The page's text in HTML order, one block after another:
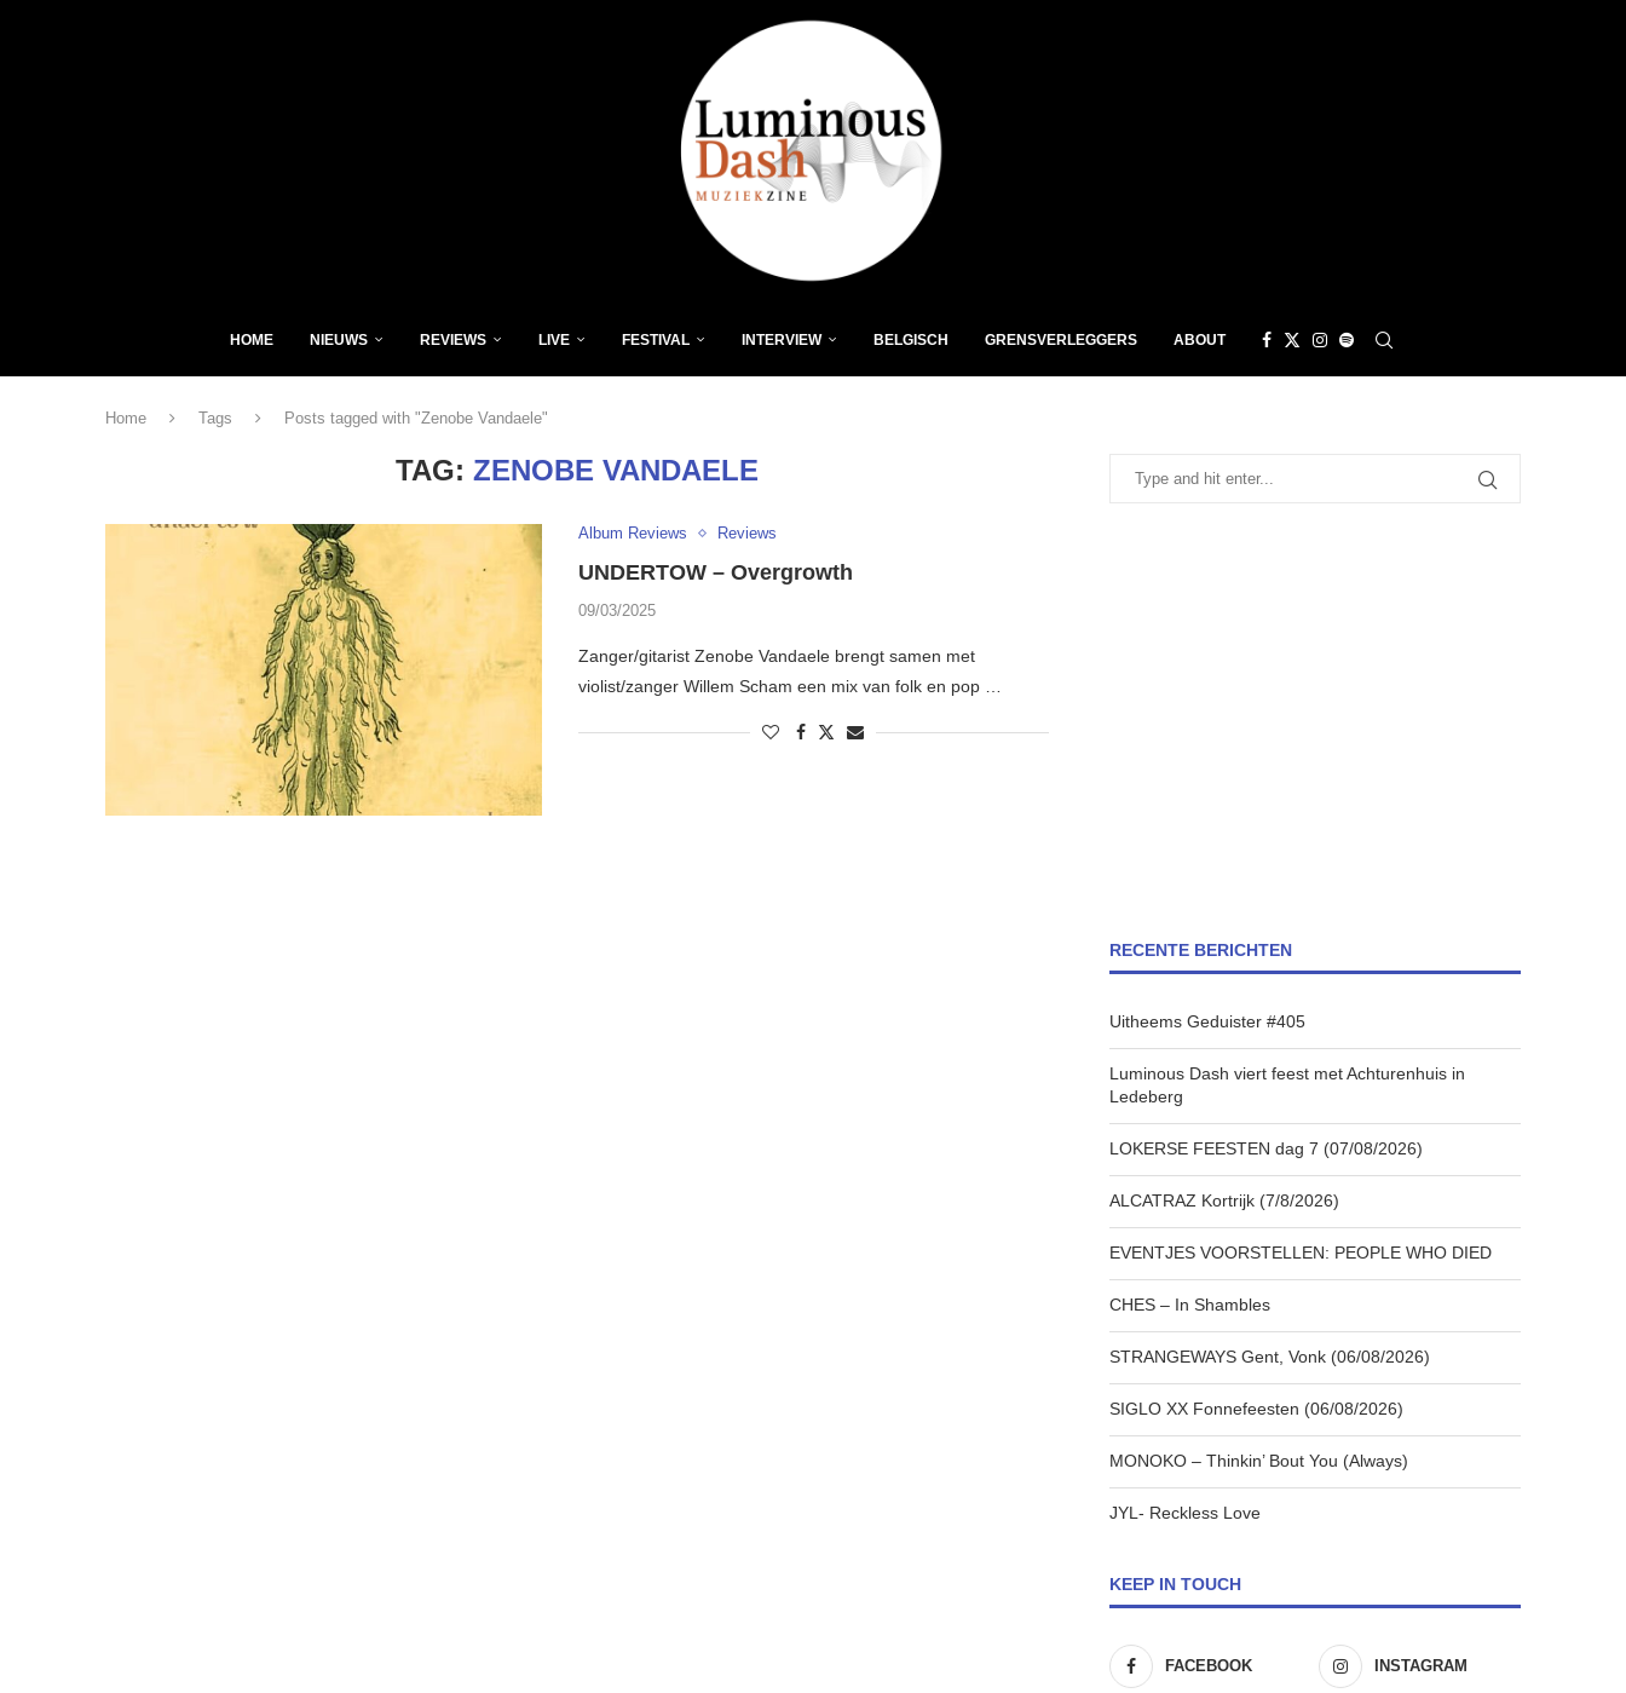
HOME NIEUWS REVIEWS LIVE FESTIVAL INTERVIEW BELGISCH GRENSVERLEGGERS ABOUT
Home Tags Posts tagged with "Zenobe Vandaele"
TAG: ZENOBE VANDAELE
Album Reviews Reviews
UNDERTOW – Overgrowth
09/03/2025
Zanger/gitarist Zenobe Vandaele brengt samen met
violist/zanger Willem Scham een mix van folk en pop …
RECENTE BERICHTEN
Uitheems Geduister #405
Luminous Dash viert feest met Achturenhuis in
Ledeberg
LOKERSE FEESTEN dag 7 (07/08/2026)
ALCATRAZ Kortrijk (7/8/2026)
EVENTJES VOORSTELLEN: PEOPLE WHO DIED
CHES – In Shambles
STRANGEWAYS Gent, Vonk (06/08/2026)
SIGLO XX Fonnefeesten (06/08/2026)
MONOKO – Thinkin’ Bout You (Always)
JYL- Reckless Love
KEEP IN TOUCH
FACEBOOK INSTAGRAM